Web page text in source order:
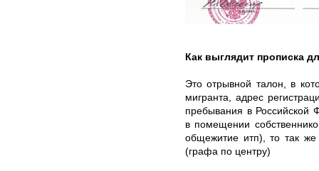
Как выглядит прописка
Это отрывной талон, в
мигранта, адрес
пребывания в Российской
в помещении
общежитие итп), то так же
(графа по центру)